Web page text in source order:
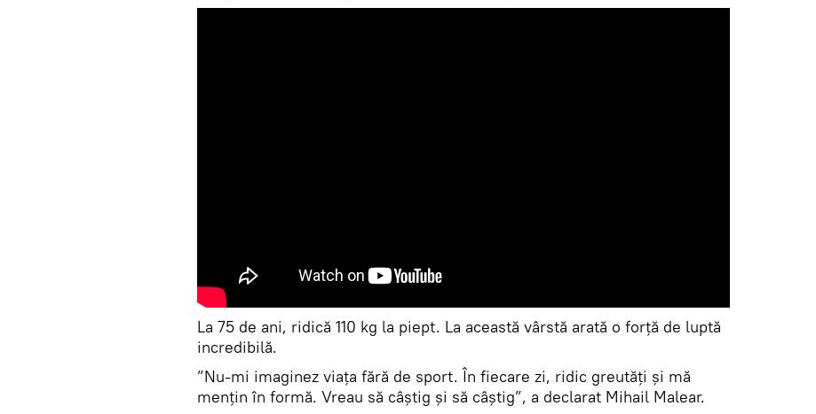
La 75 de ani, ridică 110 kg la piept. La această vârstă arată o forță de luptă
incredibilă.
”Nu-mi imaginez viața fără de sport. În fiecare zi, ridic greutăți și mă
mențin în formă. Vreau să câștig și să câștig”, a declarat Mihail Malear.